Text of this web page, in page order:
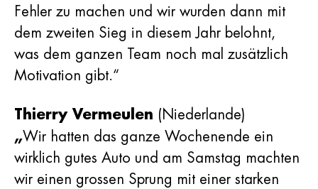
Fehler zu machen und wir wurden dann mit
dem zweiten Sieg in diesem Jahr belohnt,
was dem ganzen Team noch mal zusätzlich
Motivation gibt.“
Thierry Vermeulen (Niederlande)
„Wir hatten das ganze Wochenende ein
wirklich gutes Auto und am Samstag machten
wir einen grossen Sprung mit einer starken